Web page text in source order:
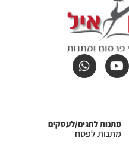
מתנות לחגים/לעסקים
מתנות לפסח